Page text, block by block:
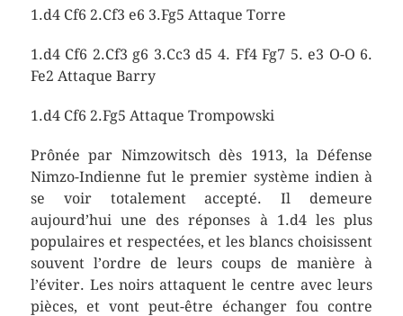
1.d4 Cf6 2.Cf3 e6 3.Fg5 Attaque Torre
1.d4 Cf6 2.Cf3 g6 3.Cc3 d5 4. Ff4 Fg7 5. e3 O-O 6.
Fe2 Attaque Barry
1.d4 Cf6 2.Fg5 Attaque Trompowski
Prônée par Nimzowitsch dès 1913, la Défense
Nimzo-Indienne fut le premier système indien à
se voir totalement accepté. Il demeure
aujourd’hui une des réponses à 1.d4 les plus
populaires et respectées, et les blancs choisissent
souvent l’ordre de leurs coups de manière à
l’éviter. Les noirs attaquent le centre avec leurs
pièces, et vont peut-être échanger fou contre